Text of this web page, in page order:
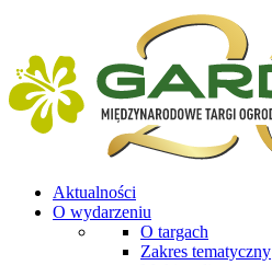
Aktualności
O wydarzeniu
O targach
Zakres tematyczny